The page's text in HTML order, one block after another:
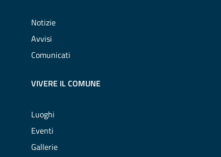
Notizie
Avvisi
Comunicati
VIVERE IL COMUNE
Luoghi
Eventi
Gallerie